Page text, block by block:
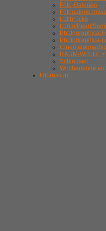
Foto-Galerien
Fotogalerie
Luftbrücke
Lomo/Pearl/
Photographica-
Photographica-
RAUM-WELLE >
Schleusen
Wochenende
Impressum